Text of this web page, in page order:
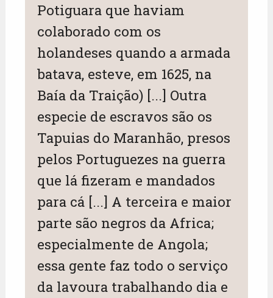
Potiguara que haviam
colaborado com os
holandeses quando a armada
batava, esteve, em 1625, na
Baía da Traição) [...] Outra
especie de escravos são os
Tapuias do Maranhão, presos
pelos Portuguezes na guerra
que lá fizeram e mandados
para cá [...] A terceira e maior
parte são negros da Africa;
especialmente de Angola;
essa gente faz todo o serviço
da lavoura trabalhando dia e